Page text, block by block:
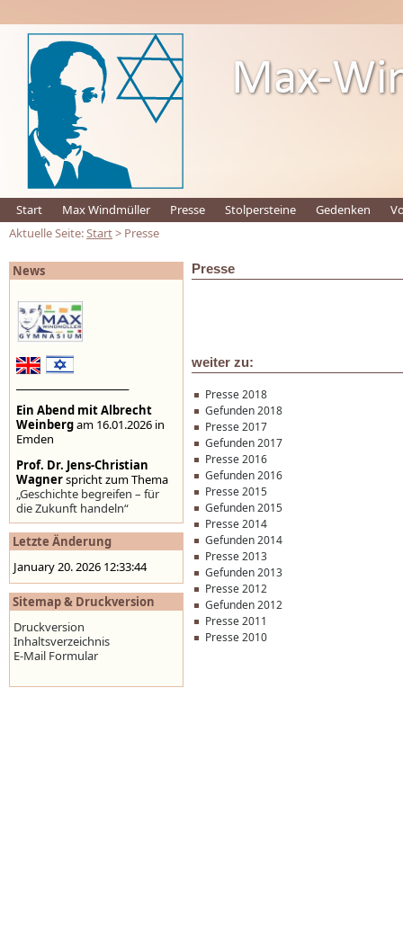
News
Ein Abend mit Albrecht
Weinbergam 16.01.2026 in
Emden
Prof. Dr. Jens-Christian
Wagnerspricht zum Thema
„Geschichte begreifen – für
die Zukunft handeln“
Stolpersteine auf der
Homepage der Stadt
Emden ,www.emden.de
Letzte Änderung
January 20. 2026 12:33:44
Sitemap & Druckversion
Druckversion
Inhaltsverzeichnis
E-Mail Formular
Start Max Windmüller Presse Stolpersteine Gedenken
Aktuelle Seite:Start> Presse
Presse
weiter zu:
Presse 2018
Gefunden 2018
Presse 2017
Gefunden 2017
Presse 2016
Gefunden 2016
Presse 2015
Gefunden 2015
Presse 2014
Gefunden 2014
Presse 2013
Gefunden 2013
Presse 2012
Gefunden 2012
Presse 2011
Presse 2010